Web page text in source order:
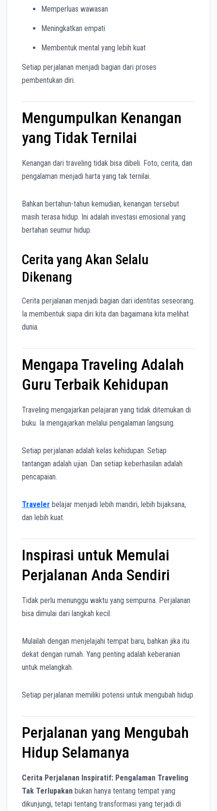
Memperluas wawasan
Meningkatkan empati
Membentuk mental yang lebih kuat
Setiap perjalanan menjadi bagian dari proses
pembentukan diri.
Mengumpulkan Kenangan
yang Tidak Ternilai
Kenangan dari traveling tidak bisa dibeli. Foto, cerita, dan
pengalaman menjadi harta yang tak ternilai.
Bahkan bertahun-tahun kemudian, kenangan tersebut
masih terasa hidup. Ini adalah investasi emosional yang
bertahan seumur hidup.
Cerita yang Akan Selalu
Dikenang
Cerita perjalanan menjadi bagian dari identitas seseorang.
Ia membentuk siapa diri kita dan bagaimana kita melihat
dunia.
Mengapa Traveling Adalah
Guru Terbaik Kehidupan
Traveling mengajarkan pelajaran yang tidak ditemukan di
buku. Ia mengajarkan melalui pengalaman langsung.
Setiap perjalanan adalah kelas kehidupan. Setiap
tantangan adalah ujian. Dan setiap keberhasilan adalah
pencapaian.
Traveler belajar menjadi lebih mandiri, lebih bijaksana,
dan lebih kuat.
Inspirasi untuk Memulai
Perjalanan Anda Sendiri
Tidak perlu menunggu waktu yang sempurna. Perjalanan
bisa dimulai dari langkah kecil.
Mulailah dengan menjelajahi tempat baru, bahkan jika itu
dekat dengan rumah. Yang penting adalah keberanian
untuk melangkah.
Setiap perjalanan memiliki potensi untuk mengubah hidup.
Perjalanan yang Mengubah
Hidup Selamanya
Cerita Perjalanan Inspiratif: Pengalaman Traveling
Tak Terlupakan bukan hanya tentang tempat yang
dikunjungi, tetapi tentang transformasi yang terjadi di